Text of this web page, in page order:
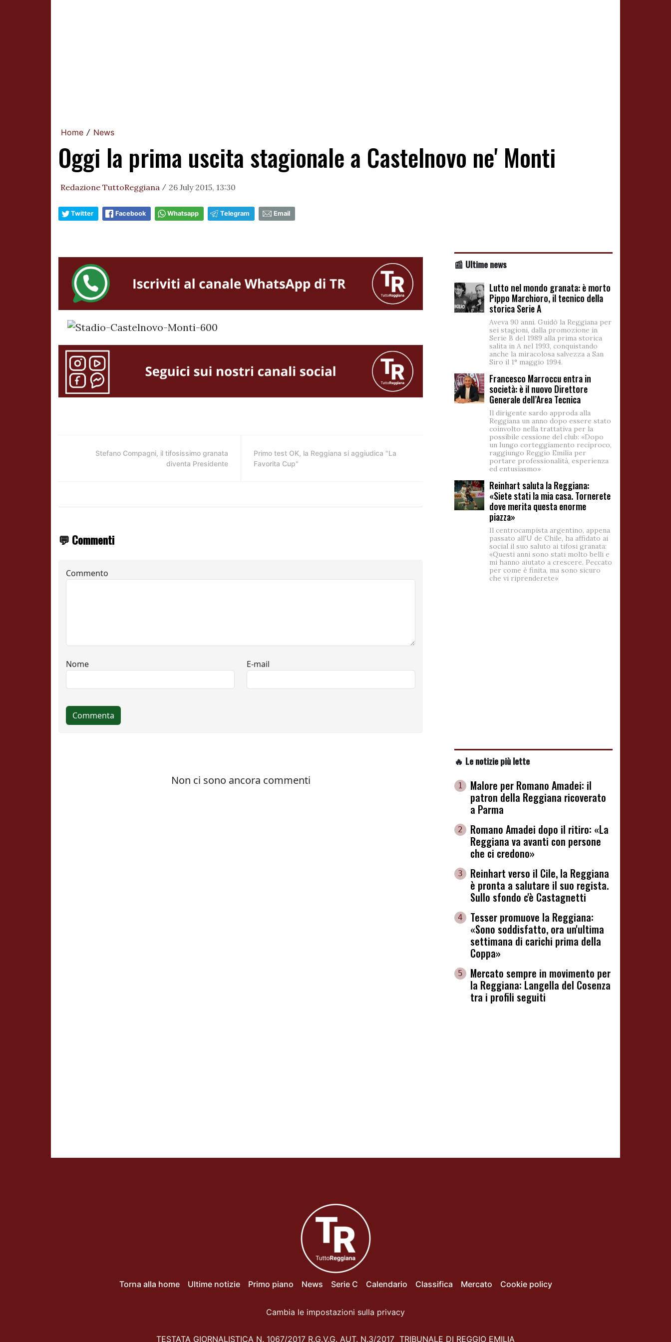
Home / News
Oggi la prima uscita stagionale a Castelnovo ne' Monti
Redazione TuttoReggiana / 26 July 2015, 13:30
Twitter Facebook Whatsapp Telegram Email
Stefano Compagni, il tifosissimo granata
diventa Presidente
Primo test OK, la Reggiana si aggiudica "La
Favorita Cup"
💬 Commenti
📰 Ultime news
Lutto nel mondo granata: è morto
Pippo Marchioro, il tecnico della
storica Serie A
Aveva 90 anni. Guidò la Reggiana per
sei stagioni, dalla promozione in
Serie B del 1989 alla prima storica
salita in A nel 1993, conquistando
anche la miracolosa salvezza a San
Siro il 1° maggio 1994.
Francesco Marroccu entra in
società: è il nuovo Direttore
Generale dell’Area Tecnica
Il dirigente sardo approda alla
Reggiana un anno dopo essere stato
coinvolto nella trattativa per la
possibile cessione del club: «Dopo
un lungo corteggiamento reciproco,
raggiungo Reggio Emilia per
portare professionalità, esperienza
ed entusiasmo»
Reinhart saluta la Reggiana:
«Siete stati la mia casa. Tornerete
dove merita questa enorme
piazza»
Il centrocampista argentino, appena
passato all'U de Chile, ha affidato ai
social il suo saluto ai tifosi granata:
«Questi anni sono stati molto belli e
mi hanno aiutato a crescere. Peccato
per come è finita, ma sono sicuro
che vi riprenderete»
🔥 Le notizie più lette
1
Malore per Romano Amadei: il
patron della Reggiana ricoverato
a Parma
2
Romano Amadei dopo il ritiro: «La
Reggiana va avanti con persone
che ci credono»
3
Reinhart verso il Cile, la Reggiana
è pronta a salutare il suo regista.
Sullo sfondo c'è Castagnetti
4
Tesser promuove la Reggiana:
«Sono soddisfatto, ora un'ultima
settimana di carichi prima della
Coppa»
5
Mercato sempre in movimento per
la Reggiana: Langella del Cosenza
tra i profili seguiti
Torna alla home Ultime notizie Primo piano News Serie C Calendario Classifica Mercato Cookie policy
Cambia le impostazioni sulla privacy
TESTATA GIORNALISTICA N. 1067/2017 R.G.V.G. AUT. N.3/2017 TRIBUNALE DI REGGIO EMILIA